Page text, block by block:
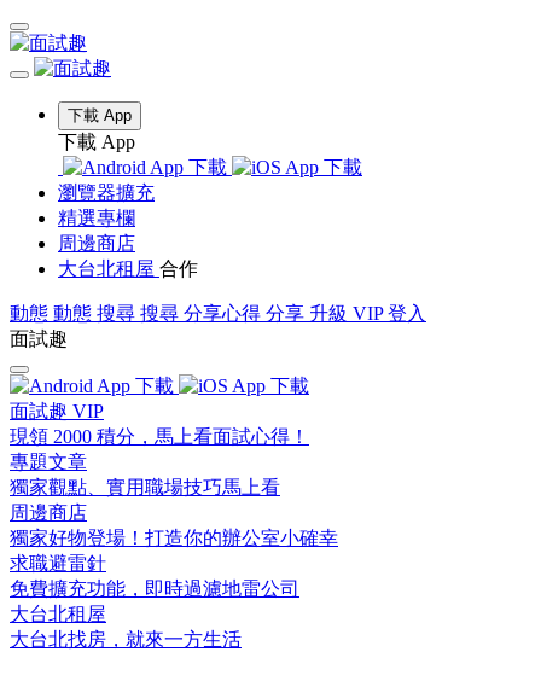
下載 App
下載 App
瀏覽器擴充
精選專欄
周邊商店
大台北租屋 合作
動態 動態 搜尋 搜尋 分享心得 分享 升級 VIP 登入
面試趣
面試趣 VIP
現領 2000 積分，馬上看面試心得！
專題文章
獨家觀點、實用職場技巧馬上看
周邊商店
獨家好物登場！打造你的辦公室小確幸
求職避雷針
免費擴充功能，即時過濾地雷公司
大台北租屋
大台北找房，就來一方生活